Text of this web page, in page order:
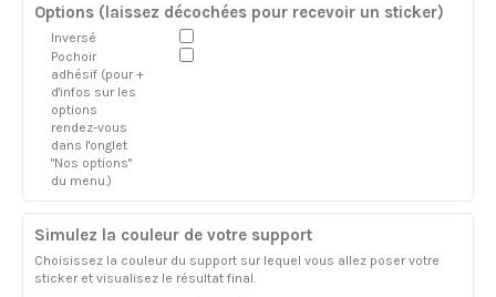
Options (laissez décochées pour recevoir un sticker)
Inversé
Pochoir
adhésif (pour +
d'infos sur les
options
rendez-vous
dans l'onglet
"Nos options"
du menu.)
Simulez la couleur de votre support
Choisissez la couleur du support sur lequel vous allez poser votre
sticker et visualisez le résultat final.